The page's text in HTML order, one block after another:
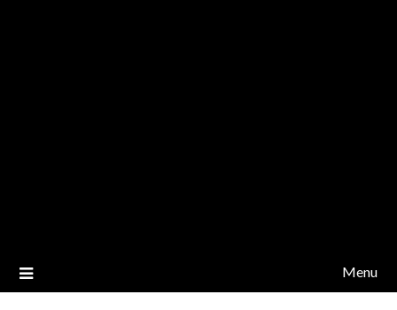
Menu